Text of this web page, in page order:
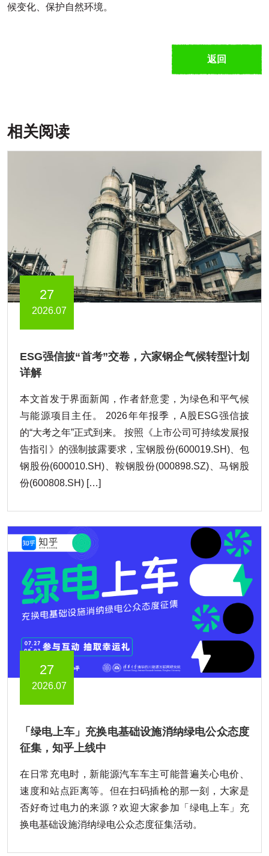
候变化、保护自然环境。
返回
相关阅读
27
2026.07
ESG强信披“首考”交卷，六家钢企气候转型计划
详解
本文首发于界面新闻，作者舒意雯，为绿色和平气候
与能源项目主任。 2026年年报季，A股ESG强信披
的“大考之年”正式到来。 按照《上市公司可持续发展报
告指引》的强制披露要求，宝钢股份(600019.SH)、包
钢股份(600010.SH)、鞍钢股份(000898.SZ)、马钢股
份(600808.SH) […]
27
2026.07
「绿电上车」充换电基础设施消纳绿电公众态度
征集，知乎上线中
在日常充电时，新能源汽车车主可能普遍关心电价、
速度和站点距离等。但在扫码插枪的那一刻，大家是
否好奇过电力的来源？欢迎大家参加「绿电上车」充
换电基础设施消纳绿电公众态度征集活动。